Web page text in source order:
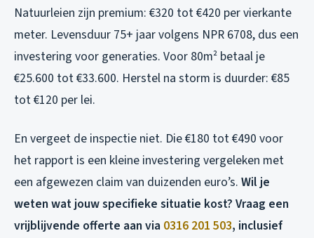
Natuurleien zijn premium: €320 tot €420 per vierkante
meter. Levensduur 75+ jaar volgens NPR 6708, dus een
investering voor generaties. Voor 80m² betaal je
€25.600 tot €33.600. Herstel na storm is duurder: €85
tot €120 per lei.
En vergeet de inspectie niet. Die €180 tot €490 voor
het rapport is een kleine investering vergeleken met
een afgewezen claim van duizenden euro’s. Wil je
weten wat jouw specifieke situatie kost? Vraag een
vrijblijvende offerte aan via 0316 201 503, inclusief